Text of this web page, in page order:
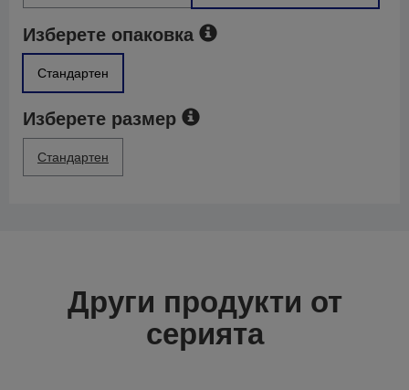
Изберете опаковка
Стандартен
Изберете размер
Стандартен
Други продукти от
серията